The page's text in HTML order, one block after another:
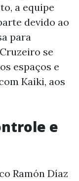
a equipe
devido ao
para
se
espaços e
Kaiki, aos
e
Ramón Díaz